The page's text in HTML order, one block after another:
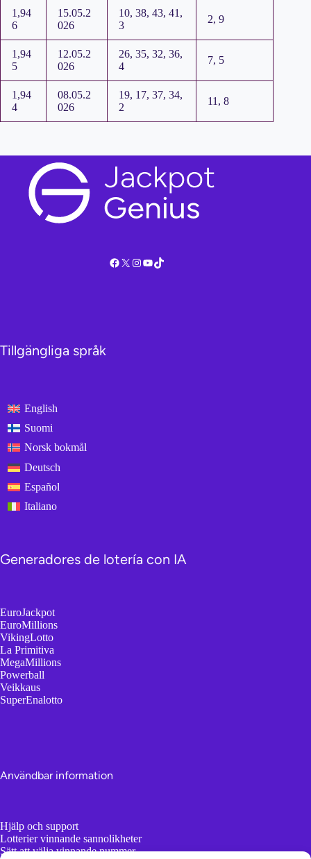
1,94
6
15.05.2
026
10, 38, 43, 41,
3
2, 9
1,94
5
12.05.2
026
26, 35, 32, 36,
4
7, 5
1,94
4
08.05.2
026
19, 17, 37, 34,
2
11, 8
Facebook
X Instagram
YouTube
TikTok
Tillgängliga språk
English
Suomi
Norsk bokmål
Deutsch
Español
Italiano
Generadores de lotería con IA
EuroJackpot
EuroMillions
VikingLotto
La Primitiva
MegaMillions
Powerball
Veikkaus
SuperEnalotto
Användbar information
Hjälp och support
Lotterier vinnande sannolikheter
Sätt att välja vinnande nummer